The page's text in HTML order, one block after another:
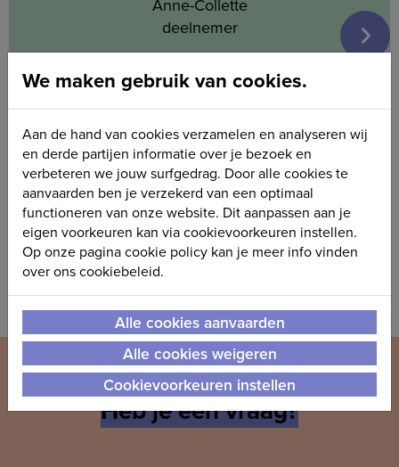
Anne-Collette
deelnemer
Heb je een vraag?
We maken gebruik van cookies.
Aan de hand van cookies verzamelen en analyseren wij
en derde partijen informatie over je bezoek en
verbeteren we jouw surfgedrag. Door alle cookies te
aanvaarden ben je verzekerd van een optimaal
functioneren van onze website. Dit aanpassen aan je
eigen voorkeuren kan via cookievoorkeuren instellen.
Op onze pagina cookie policy kan je meer info vinden
over ons cookiebeleid.
Alle cookies aanvaarden
Alle cookies weigeren
Cookievoorkeuren instellen